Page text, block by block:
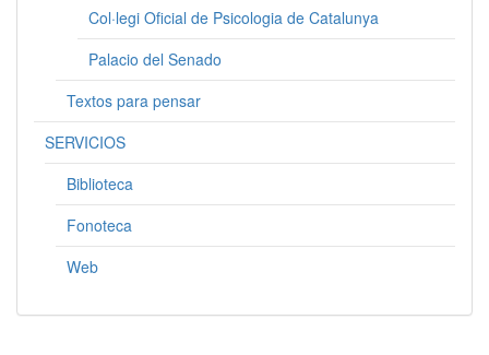
Col·legi Oficial de Psicologia de Catalunya
Palacio del Senado
Textos para pensar
SERVICIOS
Biblioteca
Fonoteca
Web